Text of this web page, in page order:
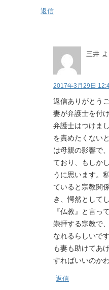
返信
三井
2017年3月29日
返信ありがとう
妻が弁護士を付
弁護士はつけま
を責めたくない
は母親の影響で
ており、もしか
うに思います。
ていると宗教関
き、愕然として
『仏教』と言っ
崇拝する宗教で
なれるらしいで
も妻も助けてあ
すればいいのか
返信